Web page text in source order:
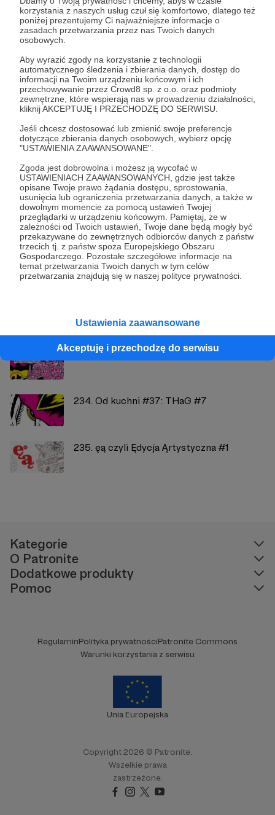
korzystania z naszych usług czuł się komfortowo, dlatego też
poniżej prezentujemy Ci najważniejsze informacje o
zasadach przetwarzania przez nas Twoich danych
osobowych.
Aby wyrazić zgody na korzystanie z technologii
automatycznego śledzenia i zbierania danych, dostęp do
informacji na Twoim urządzeniu końcowym i ich
przechowywanie przez Crowd8 sp. z o.o. oraz podmioty
zewnętrzne, które wspierają nas w prowadzeniu działalności,
kliknij AKCEPTUJĘ I PRZECHODZĘ DO SERWISU.
Jeśli chcesz dostosować lub zmienić swoje preferencje
dotyczące zbierania danych osobowych, wybierz opcję
"USTAWIENIA ZAAWANSOWANE".
Zgoda jest dobrowolna i możesz ją wycofać w
USTAWIENIACH ZAAWANSOWANYCH, gdzie jest także
opisane Twoje prawo żądania dostępu, sprostowania,
usunięcia lub ograniczenia przetwarzania danych, a także w
dowolnym momencie za pomocą ustawień Twojej
przeglądarki w urządzeniu końcowym. Pamiętaj, że w
zależności od Twoich ustawień, Twoje dane będą mogły być
przekazywane do zewnętrznych odbiorców danych z państw
trzecich tj. z państw spoza Europejskiego Obszaru
Gospodarczego. Pozostałe szczegółowe informacje na
temat przetwarzania Twoich danych w tym celów
przetwarzania znajdują się w naszej polityce prywatności.
Ustawienia zaawansowane
Akceptuję i przechodzę do serwisu
Zostań Patronem
papangu prog rock post metal merch koszulka
ilustracja
Udostępnij
Łukasz Kowalczuk
Zobacz profil autora
Zobacz również
230. Od kuchni #33: THaG #5
234. Od kuchni #37: THaG #7
235. ęą czyli Ędycja Ąrtystyczna #1
Kategorie
O Patronite
Dodatkowe produkty
Pomoc
RegulaminPolityka prywatnościPatronite Commons
Warunki korzystania z serwisu
Unia Europejska
Copyright 2026 © Patronite.
Wszelkie prawa
zastrzeżone.